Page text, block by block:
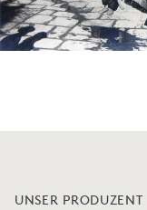
UNSER PRODUZENT